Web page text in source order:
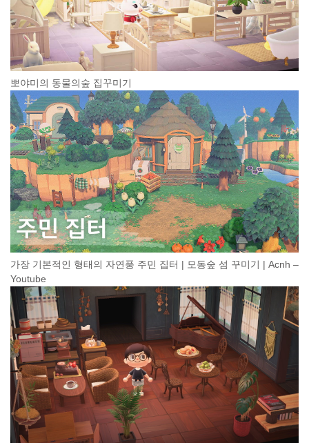
뽀야미의 동물의숲 집꾸미기
가장 기본적인 형태의 자연풍 주민 집터 | 모동숲 섬 꾸미기 | Acnh –
Youtube